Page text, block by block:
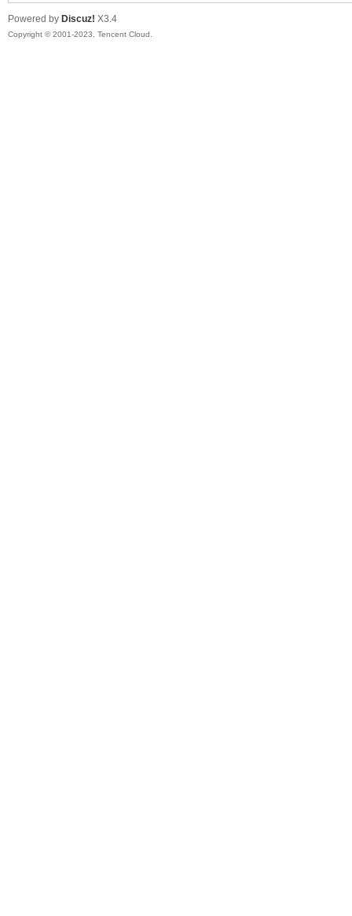
Powered by Discuz! X3.4
Copyright © 2001-2023, Tencent Cloud.